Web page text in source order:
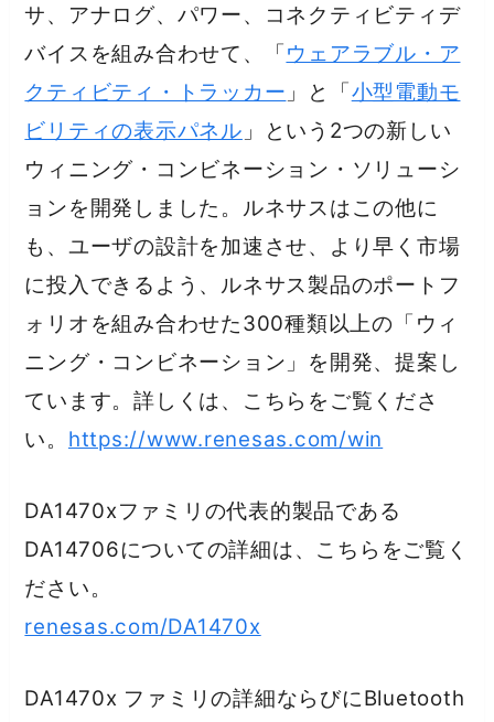
サ、アナログ、パワー、コネクティビティデ
バイスを組み合わせて、「ウェアラブル・ア
クティビティ・トラッカー 」と「小型電動モ
ビリティの表示パネル 」という2つの新しい
ウィニング・コンビネーション・ソリューシ
ョンを開発しました。ルネサスはこの他に
も、ユーザの設計を加速させ、より早く市場
に投入できるよう、ルネサス製品のポートフ
ォリオを組み合わせた300種類以上の「ウィ
ニング・コンビネーション」を開発、提案し
ています。詳しくは、こちらをご覧くださ
い。 https://www.renesas.com/win
DA1470xファミリの代表的製品である
DA14706についての詳細は、こちらをご覧く
ださい。
renesas.com/DA1470x
DA1470x ファミリの詳細ならびにBluetooth